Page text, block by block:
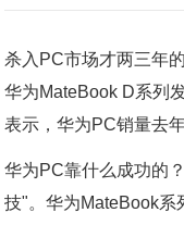
杀入PC市场才两三年
华为MateBook D系列
表示，华为PC销量去
华为PC靠什么成功的
技"。华为MateBook系